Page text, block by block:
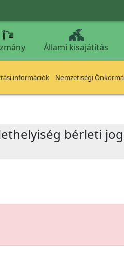
Állami kisajátítás
információk Nemzetiségi
bérleti